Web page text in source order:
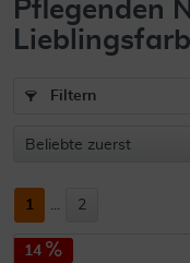
Pflegenden
Filtern
1 ... 2
14